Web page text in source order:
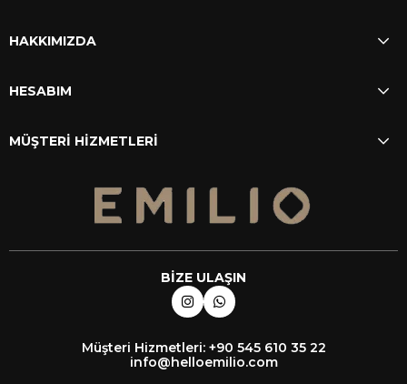
HAKKIMIZDA
HESABIM
MÜŞTERİ HİZMETLERİ
BİZE ULAŞIN
Müşteri Hizmetleri: +90 545 610 35 22
info@helloemilio.com